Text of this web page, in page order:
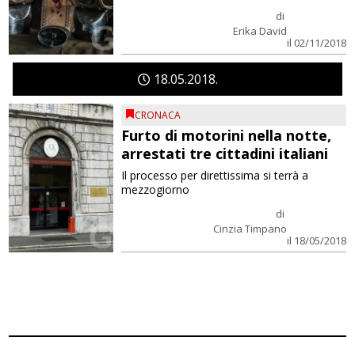
di
Erika David
il 02/11/2018
1805 2018
CRONACA
Furto di motorini nella notte,
arrestati tre cittadini italiani
di
Cinzia Timpano
il 18/05/2018
Il processo per direttissima si terrà a
mezzogiorno